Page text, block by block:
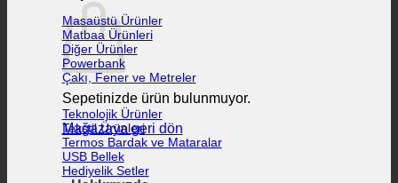
Sepetinizde ürün bulunmuyor.
Mağazaya geri dön
Masaüstü Ürünler
Matbaa Ürünleri
Diğer Ürünler
Powerbank
Çakı, Fener ve Metreler
Teknolojik Ürünler
Tekstil Ürünleri
Termos Bardak ve Mataralar
USB Bellek
Hediyelik Setler